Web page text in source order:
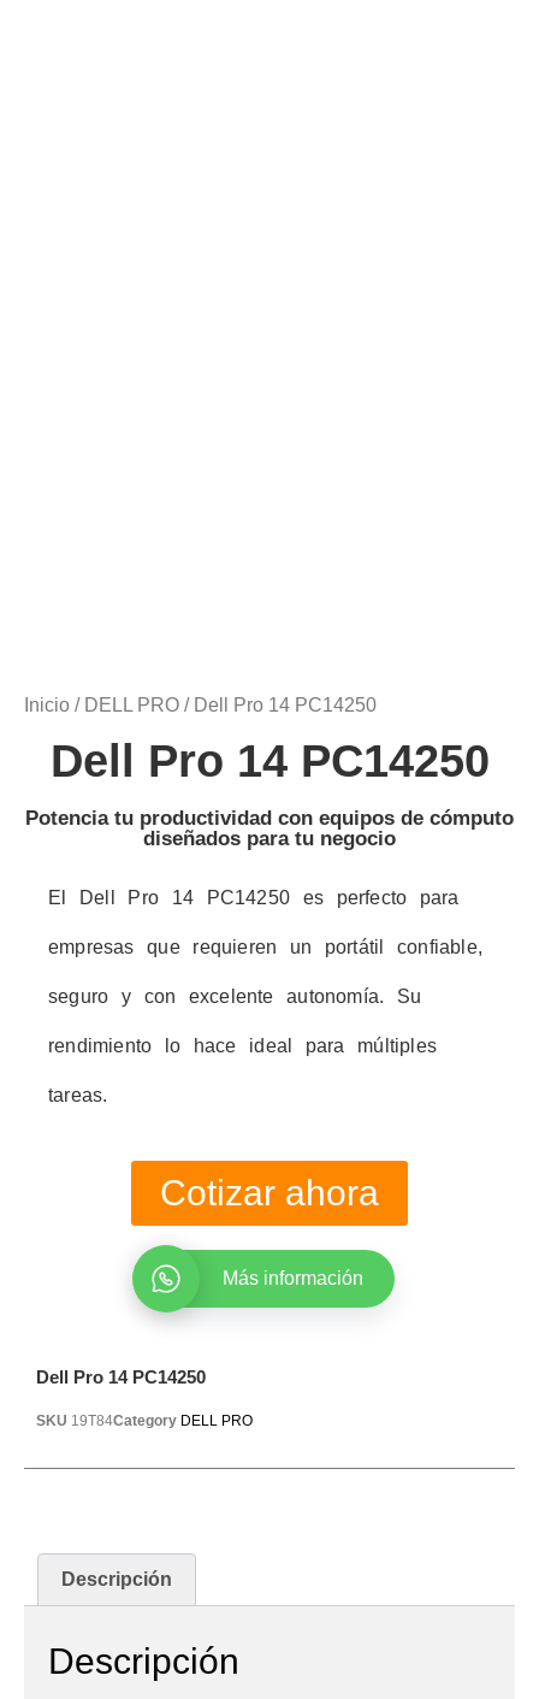
Inicio / DELL PRO / Dell Pro 14 PC14250
Dell Pro 14 PC14250
Potencia tu productividad con equipos de cómputo
diseñados para tu negocio
El Dell Pro 14 PC14250 es perfecto para
empresas que requieren un portátil confiable,
seguro y con excelente autonomía. Su
rendimiento lo hace ideal para múltiples
tareas.
Cotizar ahora
Más información
Dell Pro 14 PC14250
SKU 19T84Category DELL PRO
Descripción
Descripción